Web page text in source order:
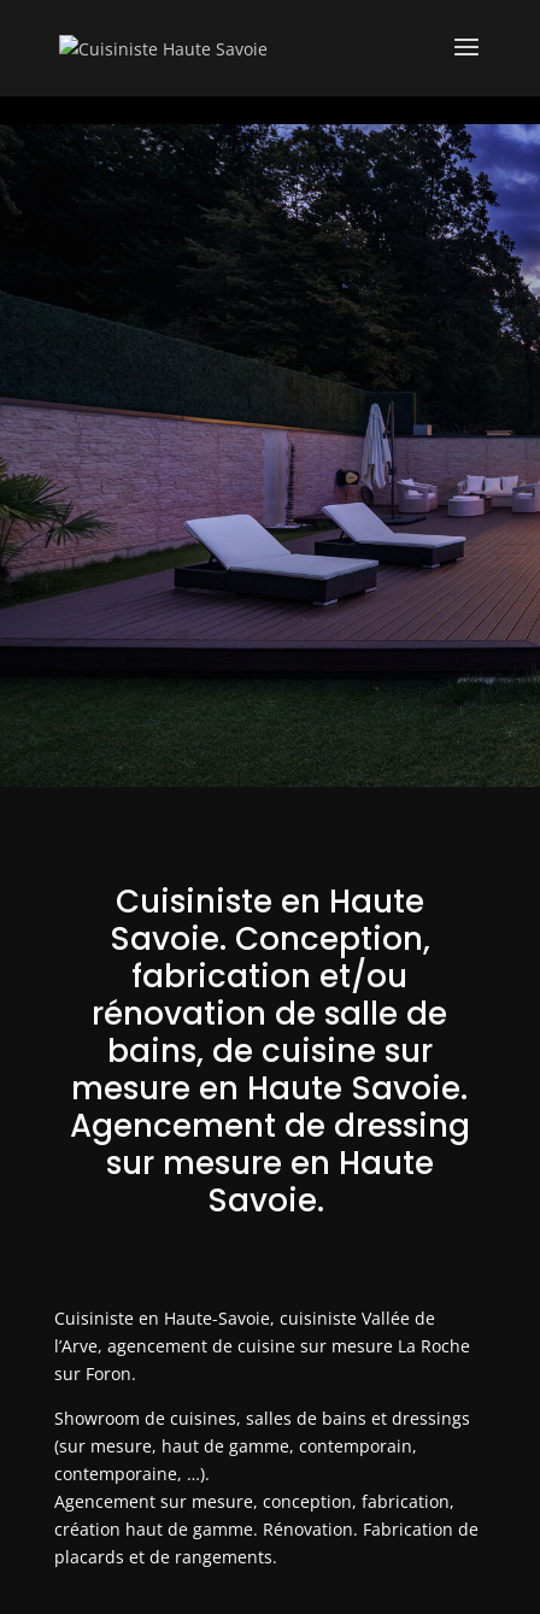
Cuisiniste en Haute
Savoie. Conception,
fabrication et/ou
rénovation de salle de
bains, de cuisine sur
mesure en Haute Savoie.
Agencement de dressing
sur mesure en Haute
Savoie.
Cuisiniste en Haute-Savoie, cuisiniste Vallée de
l’Arve, agencement de cuisine sur mesure La Roche
sur Foron.
Showroom de cuisines, salles de bains et dressings
(sur mesure, haut de gamme, contemporain,
contemporaine, …).
Agencement sur mesure, conception, fabrication,
création haut de gamme. Rénovation. Fabrication de
placards et de rangements.